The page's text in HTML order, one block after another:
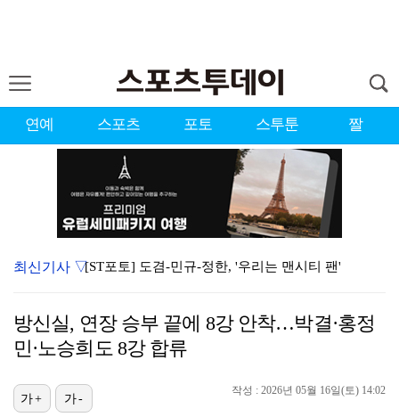
연예 스포츠 포토 스투툰 짤
[ST포토] 도겸-민규-정한, '우리는 맨시티 팬'
'미우새' 탁재훈, 50대 마지막 생일날 '아근진' 폐…
이강인 "한국 축구, 어려운 상황이지만…좋은 모습도 봐…
최신기사 ▽
방신실, 연장 승부 끝에 8강 안착…박결·홍정
민·노승희도 8강 합류
작성 : 2026년 05월 16일(토) 14:02
가+ 가-